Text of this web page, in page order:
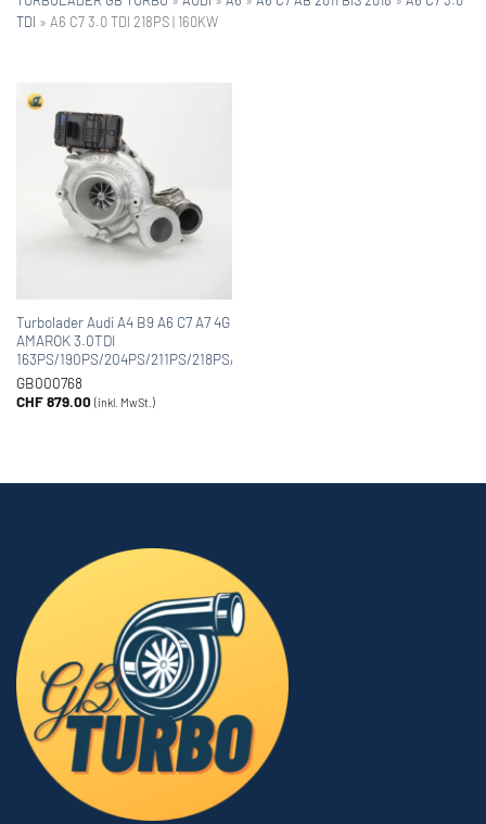
TDI » A6 C7 3.0 TDI 218PS | 160KW
Turbolader Audi A4 B9 A6 C7 A7 4G Allroad A6 C7 Q7 4MB VW
AMAROK 3.0TDI
163PS/190PS/204PS/211PS/218PS/224PS/249PS/258PS/272PS
GB000768
CHF879.00 (inkl. MwSt.)